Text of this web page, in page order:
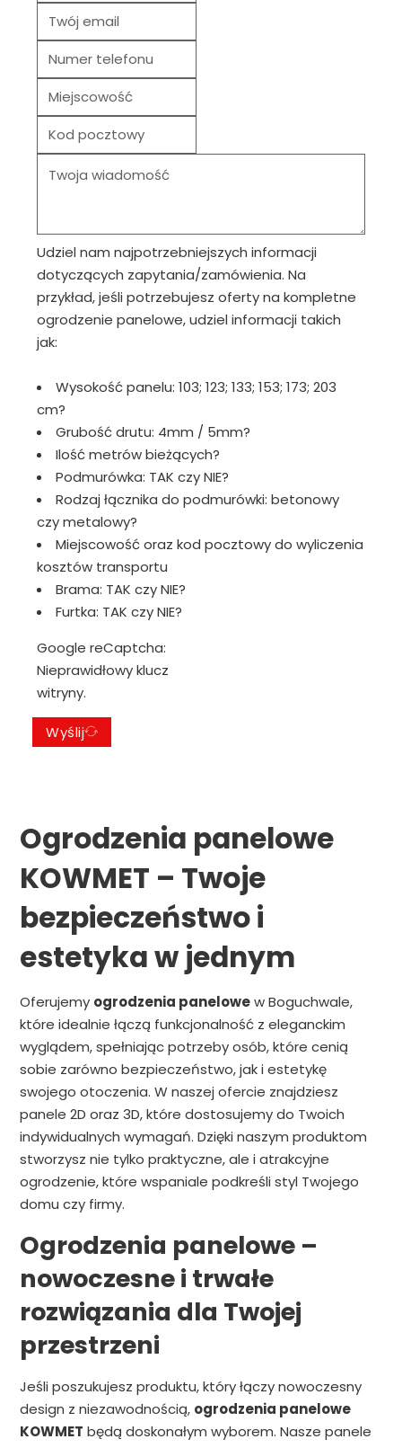
Udziel nam najpotrzebniejszych informacji
dotyczących zapytania/zamówienia. Na
przykład, jeśli potrzebujesz oferty na kompletne
ogrodzenie panelowe, udziel informacji takich
jak:
Wysokość panelu: 103; 123; 133; 153; 173; 203
cm?
Grubość drutu: 4mm / 5mm?
Ilość metrów bieżących?
Podmurówka: TAK czy NIE?
Rodzaj łącznika do podmurówki: betonowy
czy metalowy?
Miejscowość oraz kod pocztowy do wyliczenia
kosztów transportu
Brama: TAK czy NIE?
Furtka: TAK czy NIE?
Google reCaptcha:
Nieprawidłowy klucz
witryny.
Wyślij
Ogrodzenia panelowe
KOWMET – Twoje
bezpieczeństwo i
estetyka w jednym
Oferujemy ogrodzenia panelowew Boguchwale,
które idealnie łączą funkcjonalność z eleganckim
wyglądem, spełniając potrzeby osób, które cenią
sobie zarówno bezpieczeństwo, jak i estetykę
swojego otoczenia. W naszej ofercie znajdziesz
panele 2D oraz 3D, które dostosujemy do Twoich
indywidualnych wymagań. Dzięki naszym produktom
stworzysz nie tylko praktyczne, ale i atrakcyjne
ogrodzenie, które wspaniale podkreśli styl Twojego
domu czy firmy.
Ogrodzenia panelowe –
nowoczesne i trwałe
rozwiązania dla Twojej
przestrzeni
Jeśli poszukujesz produktu, który łączy nowoczesny
design z niezawodnością, ogrodzenia panelowe
KOWMET będą doskonałym wyborem. Nasze panele